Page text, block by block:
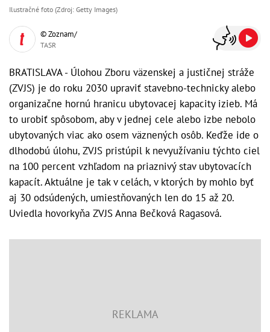
Ilustračné foto (Zdroj: Getty Images)
© Zoznam/
TASR
BRATISLAVA - Úlohou Zboru väzenskej a justičnej stráže
(ZVJS) je do roku 2030 upraviť stavebno-technicky alebo
organizačne hornú hranicu ubytovacej kapacity izieb. Má
to urobiť spôsobom, aby v jednej cele alebo izbe nebolo
ubytovaných viac ako osem väznených osôb. Keďže ide o
dlhodobú úlohu, ZVJS pristúpil k nevyužívaniu týchto ciel
na 100 percent vzhľadom na priaznivý stav ubytovacích
kapacít. Aktuálne je tak v celách, v ktorých by mohlo byť
aj 30 odsúdených, umiestňovaných len do 15 až 20.
Uviedla hovorkyňa ZVJS Anna Bečková Ragasová.